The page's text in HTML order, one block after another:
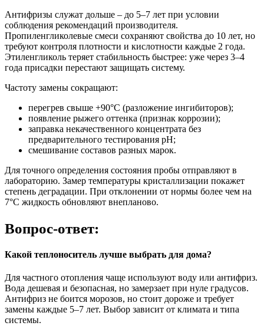
Антифризы служат дольше – до 5–7 лет при условии
соблюдения рекомендаций производителя.
Пропиленгликолевые смеси сохраняют свойства до 10 лет, но
требуют контроля плотности и кислотности каждые 2 года.
Этиленгликоль теряет стабильность быстрее: уже через 3–4
года присадки перестают защищать систему.
Частоту замены сокращают:
перегрев свыше +90°C (разложение ингибиторов);
появление рыжего оттенка (признак коррозии);
заправка некачественного концентрата без
предварительного тестирования pH;
смешивание составов разных марок.
Для точного определения состояния пробы отправляют в
лабораторию. Замер температуры кристаллизации покажет
степень деградации. При отклонении от нормы более чем на
7°C жидкость обновляют внепланово.
Вопрос-ответ:
Какой теплоноситель лучше выбрать для дома?
Для частного отопления чаще используют воду или антифриз.
Вода дешевая и безопасная, но замерзает при нуле градусов.
Антифриз не боится морозов, но стоит дороже и требует
замены каждые 5–7 лет. Выбор зависит от климата и типа
системы.